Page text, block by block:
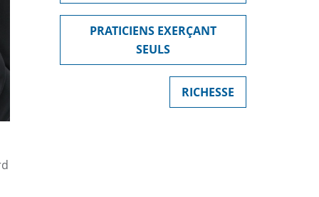
PRATICIENS EXERÇANT
SEULS
RICHESSE